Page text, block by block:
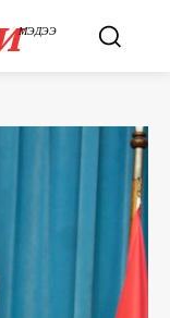
МЭДЭЭ